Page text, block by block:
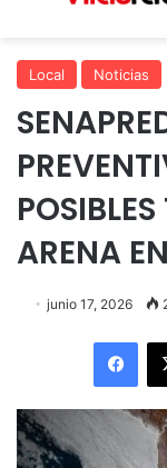
Local Noticias
ARENA
junio 17, 2026